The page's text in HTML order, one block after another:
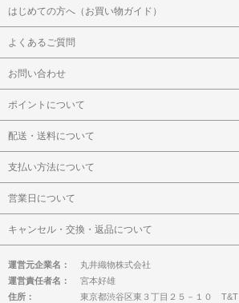
はじめての方へ（お買い物ガイド）
よくあるご質問
お問い合わせ
ポイントについて
配送・送料について
支払い方法について
営業日について
キャンセル・交換・返品について
運営元企業名：
丸井織物株式会社
運営責任者名：
宮本好雄
住所：
東京都渋谷区東３丁目２５－１０